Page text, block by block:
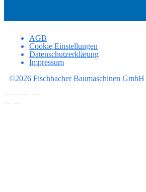
AGB
Cookie Einstellungen
Datenschutzerklärung
Impressum
©2026 Fischbacher Baumaschinen